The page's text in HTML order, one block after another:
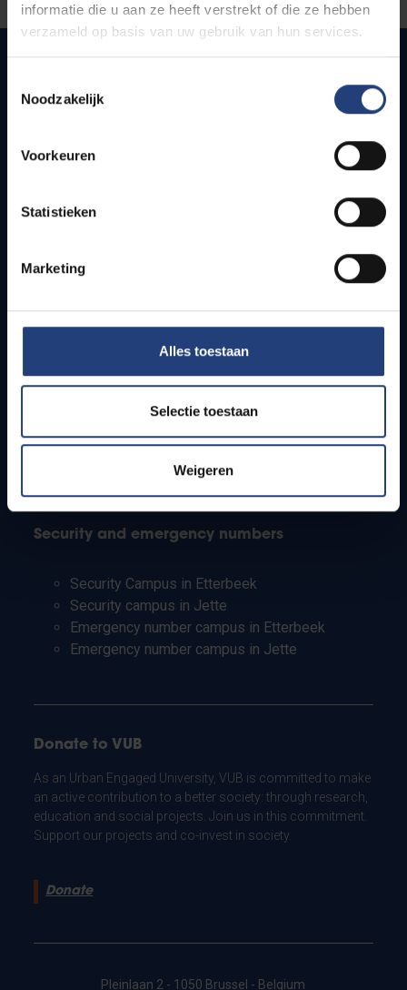
informatie die u aan ze heeft verstrekt of die ze hebben
verzameld op basis van uw gebruik van hun services.
Noodzakelijk
Voorkeuren
Statistieken
Marketing
Alles toestaan
Selectie toestaan
Weigeren
Quick links
How to get to the VUB campuses
Students
PhD students
Teachers and secondary schools
Working students
Security and emergency numbers
Security Campus in Etterbeek
Security campus in Jette
Emergency number campus in Etterbeek
Emergency number campus in Jette
Donate to VUB
As an Urban Engaged University, VUB is committed to make
an active contribution to a better society: through research,
education and social projects. Join us in this commitment.
Support our projects and co-invest in society.
Donate
Pleinlaan 2 - 1050 Brussel - Belgium